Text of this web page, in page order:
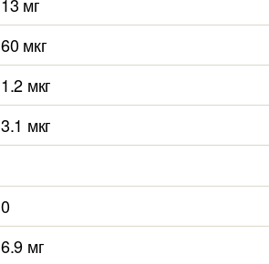
60 мкг
1.2 мкг
3.1 мкг
0
6.9 мг